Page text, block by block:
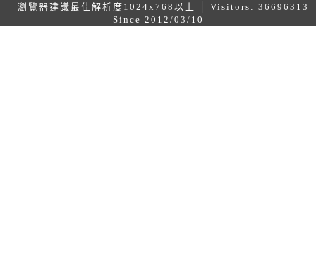
瀏覽器建議最佳解析度1024x768以上 │ Visitors: 36696313
Since 2012/03/10